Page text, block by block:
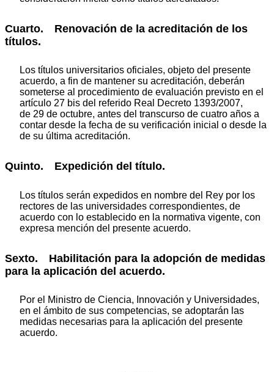
Cuarto. Renovación de la acreditación de los
títulos.
Los títulos universitarios oficiales, objeto del presente
acuerdo, a fin de mantener su acreditación, deberán
someterse al procedimiento de evaluación previsto en el
artículo 27 bis del referido Real Decreto 1393/2007,
de 29 de octubre, antes del transcurso de cuatro años a
contar desde la fecha de su verificación inicial o desde la
de su última acreditación.
Quinto. Expedición del título.
Los títulos serán expedidos en nombre del Rey por los
rectores de las universidades correspondientes, de
acuerdo con lo establecido en la normativa vigente, con
expresa mención del presente acuerdo.
Sexto. Habilitación para la adopción de medidas
para la aplicación del acuerdo.
Por el Ministro de Ciencia, Innovación y Universidades,
en el ámbito de sus competencias, se adoptarán las
medidas necesarias para la aplicación del presente
acuerdo.